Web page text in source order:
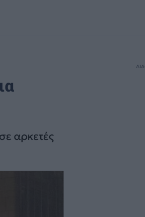
αρκετές